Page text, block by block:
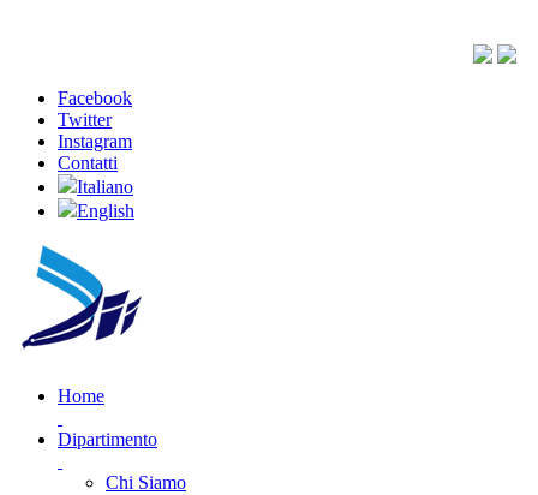
Facebook
Twitter
Instagram
Contatti
Italiano
English
Home
Dipartimento
Chi Siamo